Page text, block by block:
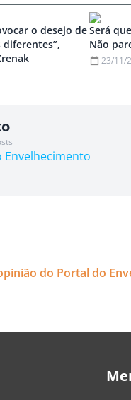
o desejo deSerá
Não
23/11/
Envelhecimento
do Portal do